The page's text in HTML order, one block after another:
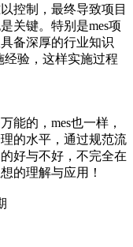
控制，最终导致项目
关键。特别是mes项
备深厚的行业知识
经验，这样实施过程
的，mes也一样，
的水平，通过规范流
好与不好，不完全在
的理解与应用！